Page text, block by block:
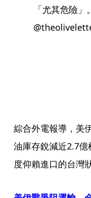
「尤其危險
綜合外電報導，美
油庫存銳減近2.7
度仰賴進口的台灣